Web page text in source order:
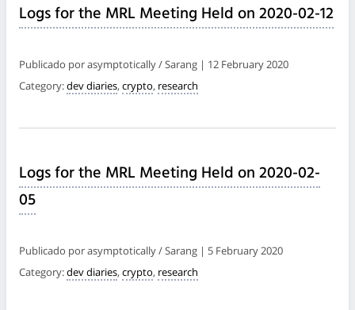
Logs for the MRL Meeting Held on 2020-02-12
Publicado por asymptotically / Sarang | 12 February 2020
Category:dev diaries, crypto, research
Logs for the MRL Meeting Held on 2020-02-
05
Publicado por asymptotically / Sarang | 5 February 2020
Category:dev diaries, crypto, research